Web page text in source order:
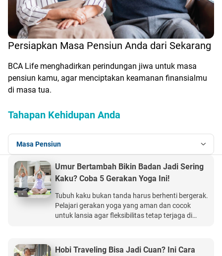
Persiapkan Masa Pensiun Anda dari Sekarang
BCA Life menghadirkan perindungan jiwa untuk masa
pensiun kamu, agar menciptakan keamanan finansialmu
di masa tua.
Tahapan Kehidupan Anda
Masa Pensiun
Umur Bertambah Bikin Badan Jadi Sering
Kaku? Coba 5 Gerakan Yoga Ini!
Tubuh kaku bukan tanda harus berhenti bergerak.
Pelajari gerakan yoga yang aman dan cocok
untuk lansia agar fleksibilitas tetap terjaga di
kesehatan hingga Rp15 miliar
Hobi Traveling Bisa Jadi Cuan? Ini Cara